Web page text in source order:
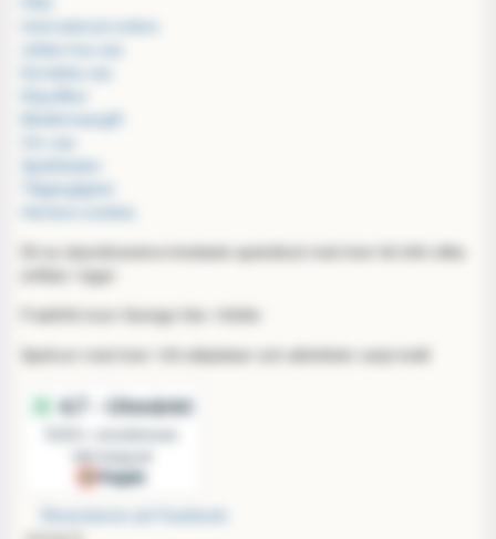
International orders
Kontakta oss
Medlemsavgift
Spellokalen
Tillgänglighet
Hantera cookies
Ett av skandinaviens bredaste spelutbud med över 60.000 olika
artiklar i lager
Fraktfritt inom Sverige från 1000kr
Spelrum med över 100 sittplatser och aktiviteter varje kväll
Recensioner på Facebook: